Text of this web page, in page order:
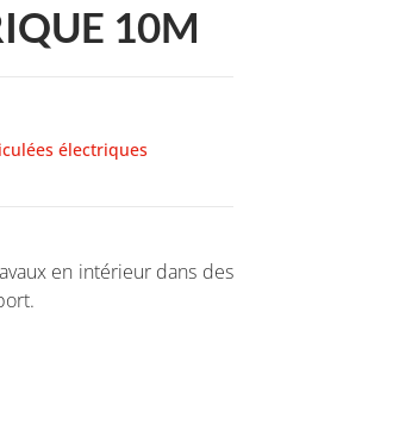
10M
électriques
en intérieur dans des